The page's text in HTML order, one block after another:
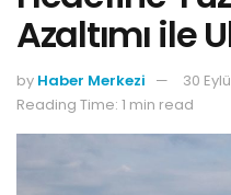
Azaltımı ile
by Haber Merkezi
30
Reading Time: 1 min read